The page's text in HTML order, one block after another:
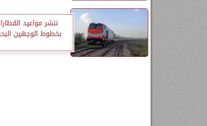
ننشر مواعيد
بخطوط الوجهين